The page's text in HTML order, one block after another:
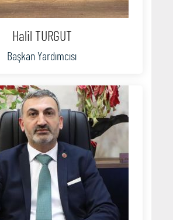
Halil TURGUT
Başkan Yardımcısı